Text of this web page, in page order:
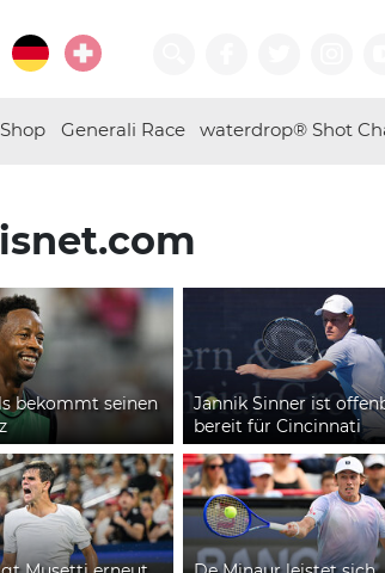
Shop Generali Race waterdrop® Shot
bekommt seinen
Jannik Sinner ist
bereit für Cincinnati